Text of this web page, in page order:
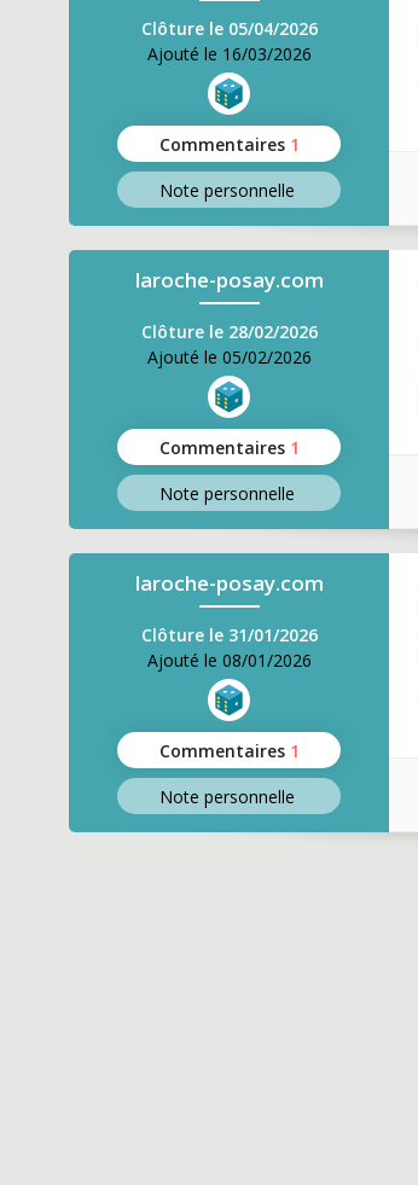
Clôture le 05/04/2026
Ajouté le 16/03/2026
Commentaires 1
Note personnelle
laroche-posay.com
Clôture le 28/02/2026
Ajouté le 05/02/2026
Commentaires 1
Note personnelle
laroche-posay.com
Clôture le 31/01/2026
Ajouté le 08/01/2026
Commentaires 1
Note personnelle